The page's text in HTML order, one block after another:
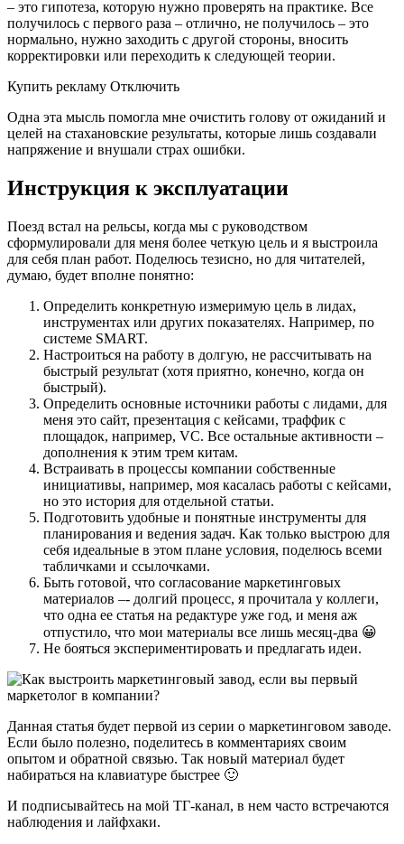
– это гипотеза, которую нужно проверять на практике. Все
получилось с первого раза – отлично, не получилось – это
нормально, нужно заходить с другой стороны, вносить
корректировки или переходить к следующей теории.
Купить рекламу Отключить
Одна эта мысль помогла мне очистить голову от ожиданий и
целей на стахановские результаты, которые лишь создавали
напряжение и внушали страх ошибки.
Инструкция к эксплуатации
Поезд встал на рельсы, когда мы с руководством
сформулировали для меня более четкую цель и я выстроила
для себя план работ. Поделюсь тезисно, но для читателей,
думаю, будет вполне понятно:
Определить конкретную измеримую цель в лидах,
инструментах или других показателях. Например, по
системе SMART.
Настроиться на работу в долгую, не рассчитывать на
быстрый результат (хотя приятно, конечно, когда он
быстрый).
Определить основные источники работы с лидами, для
меня это сайт, презентация с кейсами, траффик с
площадок, например, VC. Все остальные активности –
дополнения к этим трем китам.
Встраивать в процессы компании собственные
инициативы, например, моя касалась работы с кейсами,
но это история для отдельной статьи.
Подготовить удобные и понятные инструменты для
планирования и ведения задач. Как только выстрою для
себя идеальные в этом плане условия, поделюсь всеми
табличками и ссылочками.
Быть готовой, что согласование маркетинговых
материалов –- долгий процесс, я прочитала у коллеги,
что одна ее статья на редактуре уже год, и меня аж
отпустило, что мои материалы все лишь месяц-два 😀
Не бояться экспериментировать и предлагать идеи.
Данная статья будет первой из серии о маркетинговом заводе.
Если было полезно, поделитесь в комментариях своим
опытом и обратной связью. Так новый материал будет
набираться на клавиатуре быстрее 🙂
И подписывайтесь на мой ТГ-канал, в нем часто встречаются
наблюдения и лайфхаки.